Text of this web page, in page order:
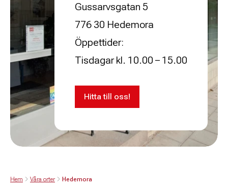
Gussarvsgatan 5
776 30 Hedemora
Öppettider:
Tisdagar kl. 10.00 – 15.00
Hitta till oss!
Hem Våra orter Hedemora